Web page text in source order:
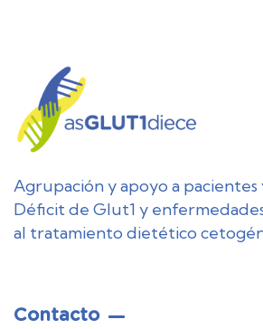
Agrupación y apoyo a pacientes
Déficit de Glut1 y
al tratamiento dietético
Contacto